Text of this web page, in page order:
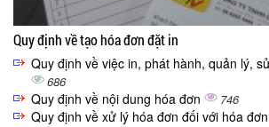
Quy định về tạo hóa đơn đặt in
Quy định về việc in, phát hành, quản lý,
686
Quy định về nội dung hóa đơn 746
Quy định về xử lý hóa đơn đối với hóa